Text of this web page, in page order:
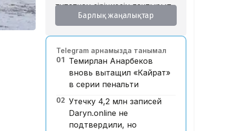
тұтатқан сіріңкесін лақтырып,
тұрақта тұрған көлікті өртеп
Блогер Қайсар Қамза
Вьетнамнан Қазақстанға
жеткізіліп жатыр
09:52, 06 Тамыз 2026
FIFA 4,2 млрд долларлық
жобаға байланысты кешірім
сұрады
Барлық жаңалықтар
Telegram арнамызда танымал
01 Темирлан Анарбеков
вновь вытащил «Кайрат»
в серии пенальти
02 Утечку 4,2 млн записей
Daryn.online не
подтвердили, но